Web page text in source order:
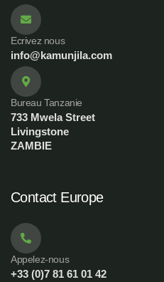
Ecrivez nous
info@kamunjila.com
Bureau Tanzanie
733 Mwela Street
Livingstone
ZAMBIE
Contact Europe
Appelez-nous
+33 (0)7 81 61 01 42